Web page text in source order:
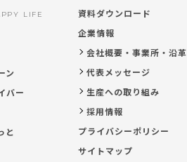
LIFE
ン
バー
と
資料ダウンロード
企業情報
会社概要・事業所・沿革
代表メッセージ
生産への取り組み
採用情報
プライバシーポリシー
サイトマップ